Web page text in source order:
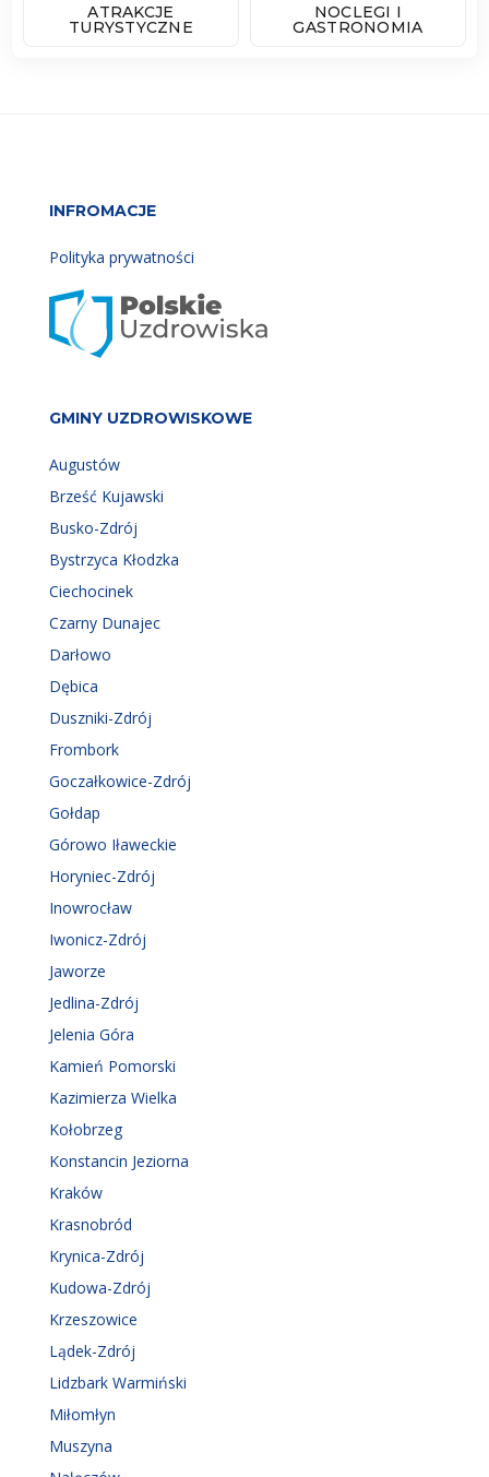
ATRAKCJE
TURYSTYCZNE
NOCLEGI I
GASTRONOMIA
INFROMACJE
Polityka prywatności
GMINY UZDROWISKOWE
Augustów
Brześć Kujawski
Busko-Zdrój
Bystrzyca Kłodzka
Ciechocinek
Czarny Dunajec
Darłowo
Dębica
Duszniki-Zdrój
Frombork
Goczałkowice-Zdrój
Gołdap
Górowo Iławeckie
Horyniec-Zdrój
Inowrocław
Iwonicz-Zdrój
Jaworze
Jedlina-Zdrój
Jelenia Góra
Kamień Pomorski
Kazimierza Wielka
Kołobrzeg
Konstancin Jeziorna
Kraków
Krasnobród
Krynica-Zdrój
Kudowa-Zdrój
Krzeszowice
Lądek-Zdrój
Lidzbark Warmiński
Miłomłyn
Muszyna